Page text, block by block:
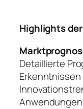
Highlights
Detaillierte